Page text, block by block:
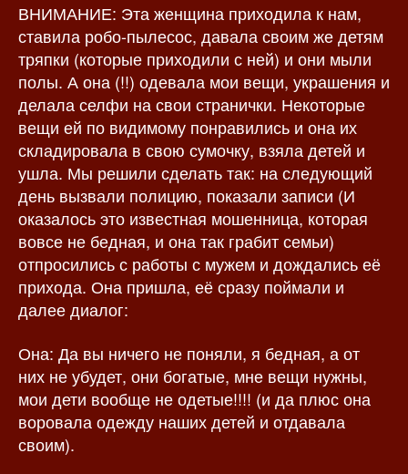
ВНИМАНИЕ: Эта женщина приходила к нам,
ставила робо-пылесос, давала своим же детям
тряпки (которые приходили с ней) и они мыли
полы. А она (!!) одевала мои вещи, украшения и
делала селфи на свои странички. Некоторые
вещи ей по видимому понравились и она их
складировала в свою сумочку, взяла детей и
ушла. Мы решили сделать так: на следующий
день вызвали полицию, показали записи (И
оказалось это известная мошенница, которая
вовсе не бедная, и она так грабит семьи)
отпросились с работы с мужем и дождались её
прихода. Она пришла, её сразу поймали и
далее диалог:
Она: Да вы ничего не поняли, я бедная, а от
них не убудет, они богатые, мне вещи нужны,
мои дети вообще не одетые!!!! (и да плюс она
воровала одежду наших детей и отдавала
своим).